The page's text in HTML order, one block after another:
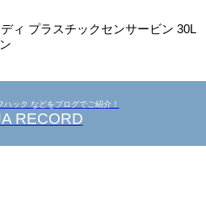
ィ プラスチックセンサービン 30L
ハック などをブログでご紹介！
RECORD